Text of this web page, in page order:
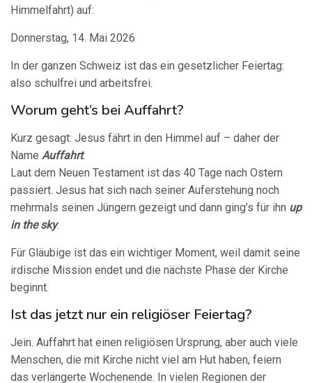
Himmelfahrt) auf:
Donnerstag, 14. Mai 2026
In der ganzen Schweiz ist das ein gesetzlicher Feiertag:
also schulfrei und arbeitsfrei.
Worum geht’s bei Auffahrt?
Kurz gesagt: Jesus fährt in den Himmel auf – daher der
Name Auffahrt.
Laut dem Neuen Testament ist das 40 Tage nach Ostern
passiert. Jesus hat sich nach seiner Auferstehung noch
mehrmals seinen Jüngern gezeigt und dann ging’s für ihn up
in the sky.
Für Gläubige ist das ein wichtiger Moment, weil damit seine
irdische Mission endet und die nächste Phase der Kirche
beginnt.
Ist das jetzt nur ein religiöser Feiertag?
Jein. Auffahrt hat einen religiösen Ursprung, aber auch viele
Menschen, die mit Kirche nicht viel am Hut haben, feiern
das verlängerte Wochenende. In vielen Regionen der